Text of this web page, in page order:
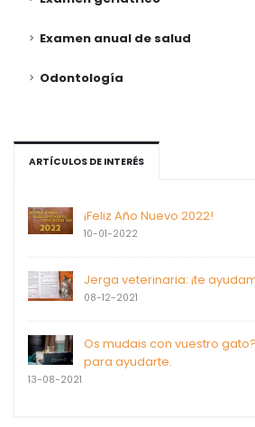
Examen anual de salud
Odontología
ARTÍCULOS DE INTERÉS
¡Feliz Año Nuevo 2022!
10-01-2022
Jerga veterinaria: ¡te
08-12-2021
Os mudais con vuestro
para ayudarte.
13-08-2021